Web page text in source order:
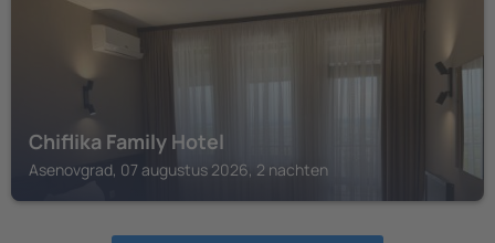
Chiflika Family Hotel
Asenovgrad, 07 augustus 2026, 2 nachten